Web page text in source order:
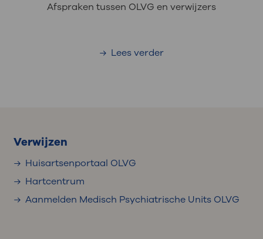
Afspraken tussen OLVG en verwijzers
Lees verder
Verwijzen
Huisartsenportaal OLVG
Hartcentrum
Aanmelden Medisch Psychiatrische Units OLVG